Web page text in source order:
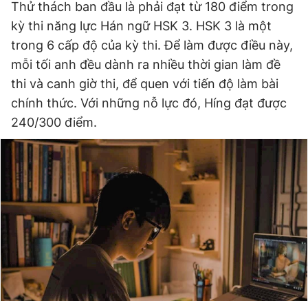
Thử thách ban đầu là phải đạt từ 180 điểm trong
kỳ thi năng lực Hán ngữ HSK 3. HSK 3 là một
trong 6 cấp độ của kỳ thi. Để làm được điều này,
mỗi tối anh đều dành ra nhiều thời gian làm đề
thi và canh giờ thi, để quen với tiến độ làm bài
chính thức. Với những nỗ lực đó, Híng đạt được
240/300 điểm.